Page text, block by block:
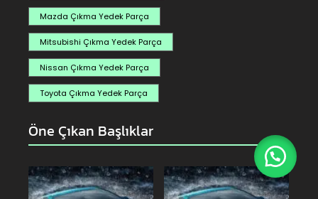
Mazda Çıkma Yedek Parça
Mitsubishi Çıkma Yedek Parça
Nissan Çıkma Yedek Parça
Toyota Çıkma Yedek Parça
Öne Çıkan Başlıklar